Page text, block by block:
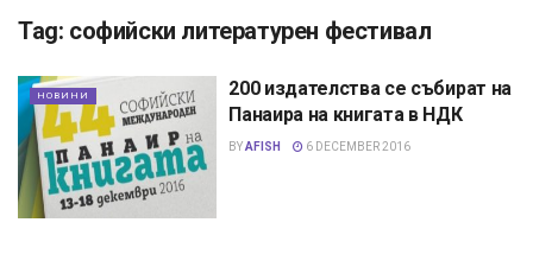
Tag: софийски литературен фестивал
НОВИНИ
200 издателства се събират на
Панаира на книгата в НДК
BYAFISH 6 DECEMBER 2016